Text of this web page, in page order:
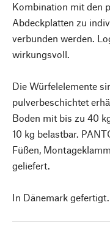
Kombination mit den
Abdeckplatten zu
verbunden werden.
wirkungsvoll.
Die Würfelelemente
pulverbeschichtet
Boden mit bis zu 40
10 kg belastbar.
Füßen,
geliefert.
In Dänemark gefertigt.